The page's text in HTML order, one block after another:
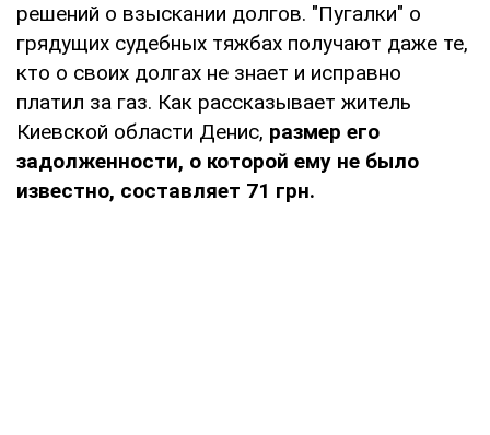
решений о взыскании долгов. "Пугалки" о
грядущих судебных тяжбах получают даже те,
кто о своих долгах не знает и исправно
платил за газ. Как рассказывает житель
Киевской области Денис, размер его
задолженности, о которой ему не было
известно, составляет 71 грн.